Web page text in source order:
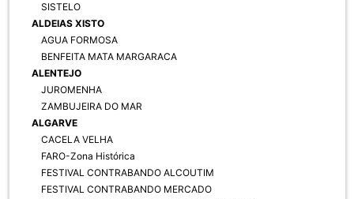
SISTELO
ALDEIAS XISTO
AGUA FORMOSA
BENFEITA MATA MARGARACA
ALENTEJO
JUROMENHA
ZAMBUJEIRA DO MAR
ALGARVE
CACELA VELHA
FARO-Zona Histórica
FESTIVAL CONTRABANDO ALCOUTIM
FESTIVAL CONTRABANDO MERCADO